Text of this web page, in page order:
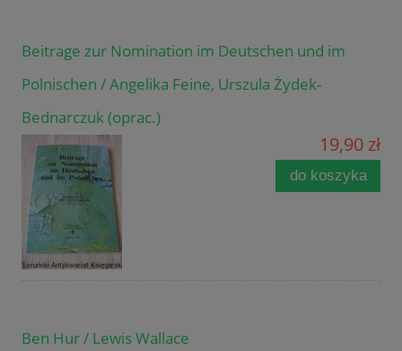
Beitrage zur Nomination im Deutschen und im
Polnischen / Angelika Feine, Urszula Żydek-
Bednarczuk (oprac.)
19,90 zł
do koszyka
Ben Hur / Lewis Wallace